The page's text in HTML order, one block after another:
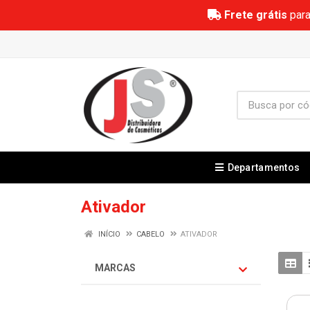
Frete grátis
Departamentos
Ativador
INÍCIO CABELO ATIVADOR
MARCAS